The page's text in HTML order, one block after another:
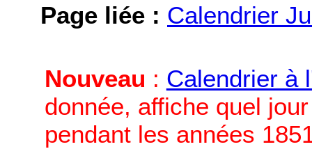
Page liée : Calendrier
Nouveau : Calendrier à
donnée, affiche quel
pendant les années